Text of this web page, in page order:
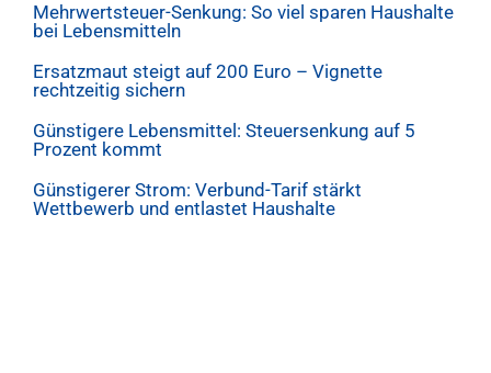
Mehrwertsteuer-Senkung: So viel sparen Haushalte
bei Lebensmitteln
Ersatzmaut steigt auf 200 Euro – Vignette
rechtzeitig sichern
Günstigere Lebensmittel: Steuersenkung auf 5
Prozent kommt
Günstigerer Strom: Verbund-Tarif stärkt
Wettbewerb und entlastet Haushalte